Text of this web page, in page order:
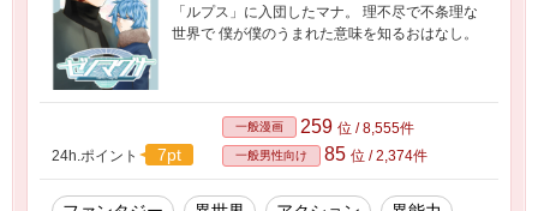
「ルプス」に入団したマナ。 理不尽で不条理な
世界で 僕が僕のうまれた意味を知るおはなし。
24h.ポイント 7pt
一般漫画 259 位 / 8,555件
一般男性向け 85 位 / 2,374件